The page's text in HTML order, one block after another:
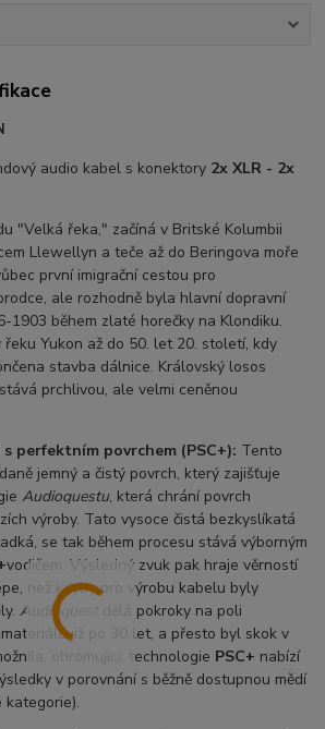
audio kabel s konektory 2x XLR - 2x
"Velká řeka," začíná v Britské Kolumbii
Llewellyn a teče až do Beringova moře
první imigrační cestou pro
ale rozhodně byla hlavní dopravní
1903 během zlaté horečky na Klondiku.
řeku Yukon až do 50. let 20. století, kdy
stavba dálnice. Královský losos
prchlivou, ale velmi ceněnou
s perfektním povrchem (PSC+): Tento
jemný a čistý povrch, který zajišťuje
Audioquestu, která chrání povrch
výroby. Tato vysoce čistá bezkyslíkatá
se tak během procesu stává výborným
vodičem. Výsledný zvuk pak hraje věrností
než kdyby pro výrobu kabelu byly
Audioquest
dělá pokroky na poli
již po 30 let, a přesto byl skok v
ohromující; technologie PSC+ nabízí
v porovnání s běžně dostupnou mědí
kategorie).